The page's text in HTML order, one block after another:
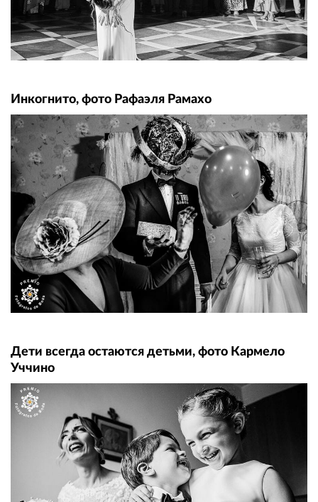
Инкогнито, фото Рафаэля Рамахо
Дети всегда остаются детьми, фото Кармело
Уччино